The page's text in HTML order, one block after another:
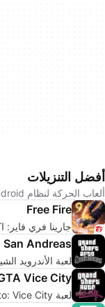
أفضل التنزيلات
ألعاب الحركة لنظام Android
Free Fire
جارينا فري
Andreas
لعبة الأندرويد
Vice City
لعبة Grand Theft Auto: Vice City للحصول على الأكشن